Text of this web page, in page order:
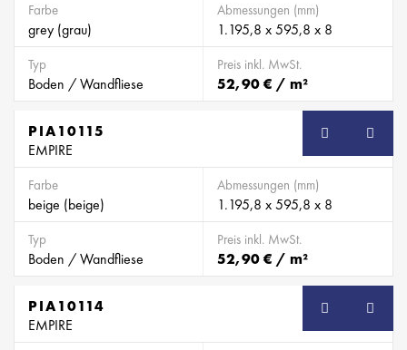
Farbe
grey (grau)
Abmessungen (mm)
1.195,8 x 595,8 x 8
Typ
Boden / Wandfliese
Preis inkl. MwSt.
52,90 € / m²
PIA10115
EMPIRE
Farbe
beige (beige)
Abmessungen (mm)
1.195,8 x 595,8 x 8
Typ
Boden / Wandfliese
Preis inkl. MwSt.
52,90 € / m²
PIA10114
EMPIRE